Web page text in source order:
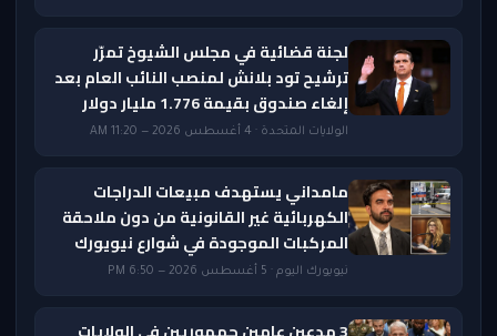
لجنة قضائية في مجلس الشيوخ تمرّر
ترشيح تود بلانش لمنصب النائب العام بعد
إلغاء صندوق بقيمة 1.776 مليار دولار
الولايات المتحدة · 4 أغسطس 2026 — 11:20 AM
مامداني يستهدف مبيعات الدراجات
الكهربائية غير القانونية من دون ملاحقة
المركبات الموجودة في شوارع نيويورك
نيويورك اليوم · 5 أغسطس 2026 — 6:50 PM